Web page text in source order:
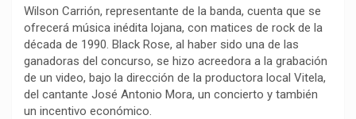
Wilson Carrión, representante de la banda, cuenta que se
ofrecerá música inédita lojana, con matices de rock de la
década de 1990. Black Rose, al haber sido una de las
ganadoras del concurso, se hizo acreedora a la grabación
de un video, bajo la dirección de la productora local Vitela,
del cantante José Antonio Mora, un concierto y también
un incentivo económico.